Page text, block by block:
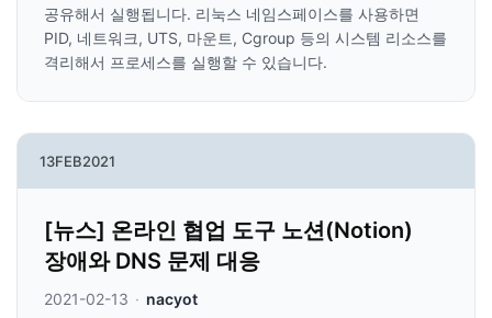
공유해서 실행됩니다. 리눅스 네임스페이스를 사용하면
PID, 네트워크, UTS, 마운트, Cgroup 등의 시스템 리소스를
격리해서 프로세스를 실행할 수 있습니다.
13FEB2021
[뉴스] 온라인 협업 도구 노션(Notion)
장애와 DNS 문제 대응
2021-02-13 · nacyot